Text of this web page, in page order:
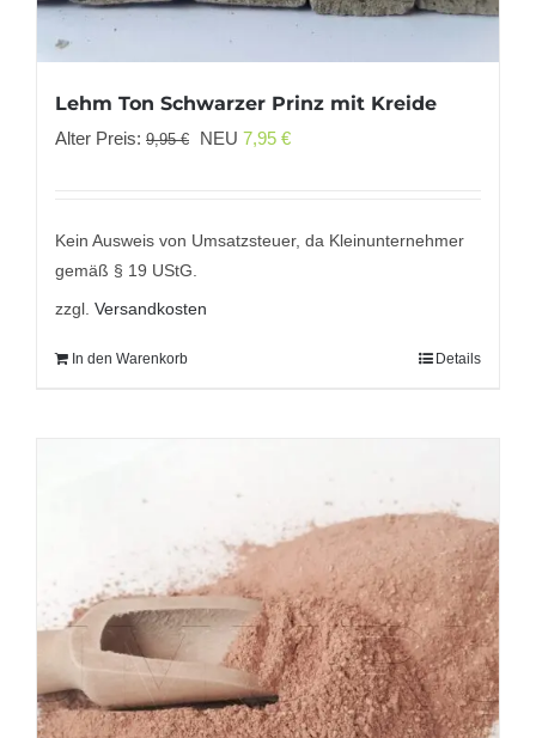
Lehm Ton Schwarzer Prinz mit Kreide
Alter Preis: 9,95€
Ursprünglicher
9,95 €
NEU 7,95 €Aktueller
7,95 €.
Kein Ausweis von Umsatzsteuer, da Kleinunternehmer
gemäß § 19 UStG.
zzgl. Versandkosten
In den Warenkorb Details